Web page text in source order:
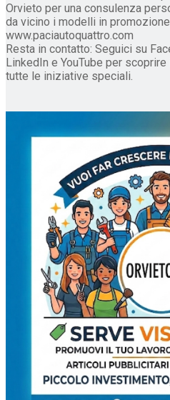
Orvieto per una consulenza
da vicino i modelli in
www.paciautoquattro.com
Resta in contatto: Seguici su
LinkedIn e YouTube per
tutte le iniziative speciali.